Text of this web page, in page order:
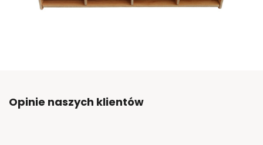
Opinie naszych klientów